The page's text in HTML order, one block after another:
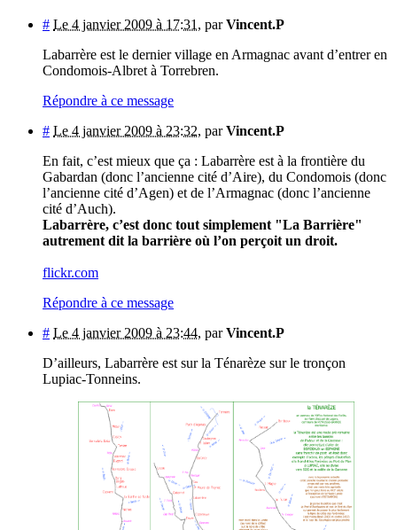
# Le 4 janvier 2009 à 17:31 , parVincent.P
Labarrère est le dernier village en Armagnac avant d’entrer en
Condomois-Albret à Torrebren.
Répondre à ce message
# Le 4 janvier 2009 à 23:32, parVincent.P
En fait, c’est mieux que ça : Labarrère est à la frontière du
Gabardan (donc l’ancienne cité d’Aire), du Condomois (donc
l’ancienne cité d’Agen) et de l’Armagnac (donc l’ancienne
cité d’Auch).
Labarrère, c’est donc tout simplement "La Barrière"
autrement dit la barrière où l’on perçoit un droit.
flickr.com
Répondre à ce message
# Le 4 janvier 2009 à 23:44, parVincent.P
D’ailleurs, Labarrère est sur la Ténarèze sur le tronçon
Lupiac-Tonneins.